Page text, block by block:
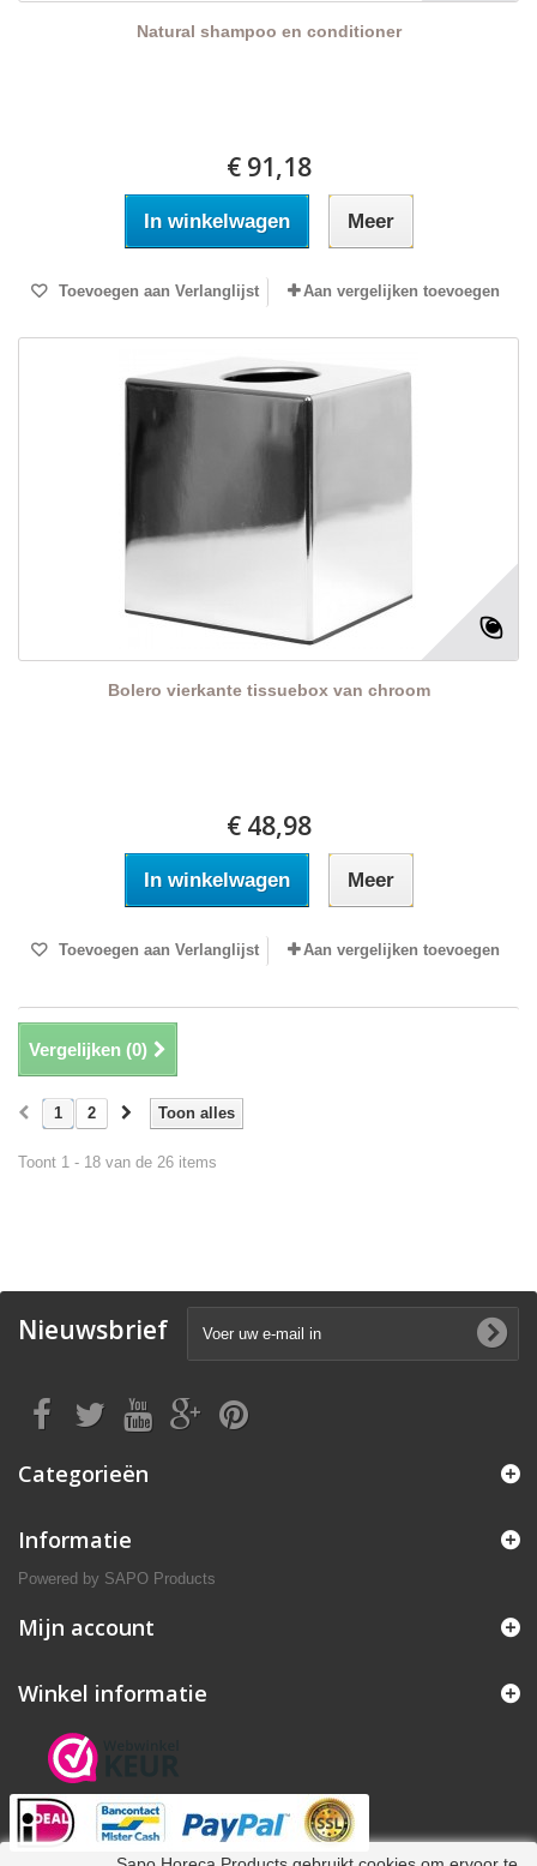
Natural shampoo en conditioner
€ 91,18
In winkelwagen Meer
Toevoegen aan Verlanglijst Aan vergelijken toevoegen
Bolero vierkante tissuebox van chroom
€ 48,98
In winkelwagen Meer
Toevoegen aan Verlanglijst Aan vergelijken toevoegen
Vergelijken (0)
Toon alles
1 2
Toont 1 - 18 van de 26 items
Nieuwsbrief
Categorieën
Informatie
Powered by SAPO Products
Mijn account
Winkel informatie